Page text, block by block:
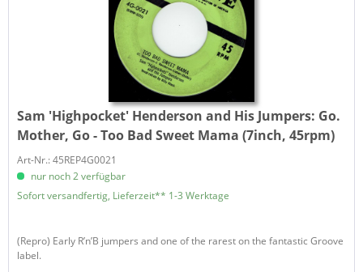
Sam 'Highpocket' Henderson and His Jumpers: Go.
Mother, Go - Too Bad Sweet Mama (7inch, 45rpm)
Art-Nr.: 45REP4G0021
nur noch 2 verfügbar
Sofort versandfertig, Lieferzeit** 1-3 Werktage
(Repro) Early R’n’B jumpers and one of the rarest on the fantastic Groove
label.